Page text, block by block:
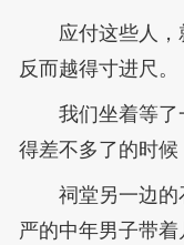
应付这些人
反而越得寸进尺。
我们坐着等
得差不多了的时候
祠堂另一边
严的中年男子带着